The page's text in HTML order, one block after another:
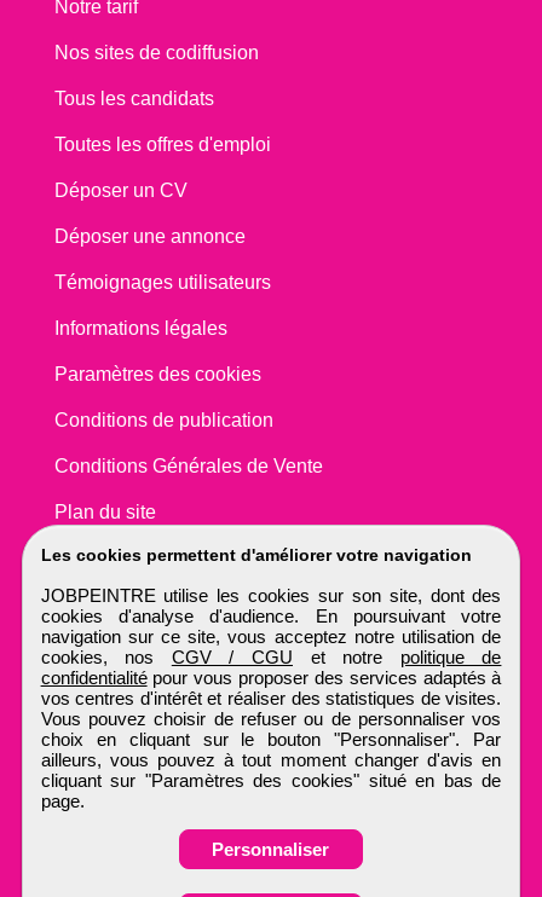
Les cookies permettent d'améliorer votre navigation
JOBPEINTRE utilise les cookies sur son site, dont des
cookies d'analyse d'audience. En poursuivant votre
navigation sur ce site, vous acceptez notre utilisation de
cookies, nos CGV / CGU et notre politique de
confidentialitépour vous proposer des services adaptés à
vos centres d'intérêt et réaliser des statistiques de visites.
Vous pouvez choisir de refuser ou de personnaliser vos
choix en cliquant sur le bouton "Personnaliser". Par
ailleurs, vous pouvez à tout moment changer d'avis en
cliquant sur "Paramètres des cookies" situé en bas de
page.
Personnaliser
Notre tarif
Nos sites de codiffusion
Tous les candidats
Toutes les offres d'emploi
Déposer un CV
Déposer une annonce
Témoignages utilisateurs
Informations légales
Paramètres des cookies
Conditions de publication
Conditions Générales de Vente
Plan du site